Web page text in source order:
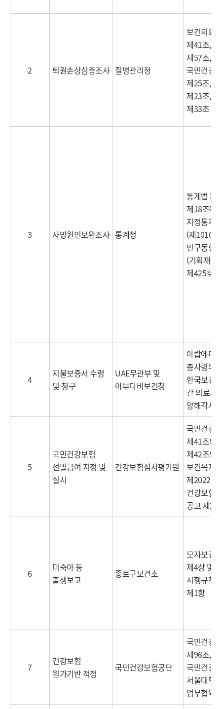
목
2 퇴원손상심층조사 질병관리청
보건의료
제41조,
제57조,
국민건강
제25조,
제23조,
제33조
3 사망원인보완조사 통계청
통계법 제
제18조에
지정통계
(제
인구동향
(기획재정
제425호)
4
지불보증서 수령
및 청구
UAE무관부 및
아부다비보건청
아랍에미
총사령부
한국보건
간 의료서
양해각서
5
국민건강보험
선별급여 지정 및
실시
건강보험심사평가원
국민건강
제41조의
제42조의
보건복지
제2022-
건강보험
공고 제
6
미숙아 등
출생보고
종로구보건소
모자보건
제4상 및
시행규칙
제1항
7
건강보험
원가기반 적정
국민건강보험공단
국민건강
제96조,
국민건강
서울대학
업무협약